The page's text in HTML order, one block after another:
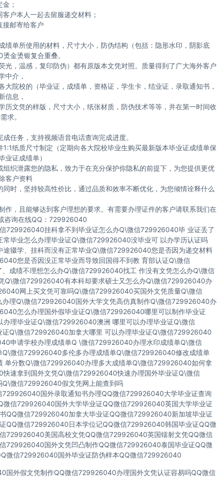
；
户本人一起去留服递交材料；
接邮寄给客户
绩单所使用的材料，尺寸大小，防伪结构（包括：隐形水印，阴影底
金烫银复合重叠。
光，温感，复印防伪）都有原版本文凭对照。质量得到了广大海外客户
中介，
大院校的（毕业证，成绩单，资格证，学生卡，结业证，录取通知书，
信息，
历文凭的样版，尺寸大小，纸张材质，防伪技术等等，并在第一时间收
求。
任务，支持视频语音电话查询完成进度。
纸质尺寸制定（定期向各大院校毕业生购买最新版本毕业证成绩单保
业证成绩单）
织泄露您的隐私，致力于在充分保护你隐私的前提下，为您提供更优
客户资料
时，坚持较高性价比，通过品质和效率不断优化，为您倾情诠释什么
作，且能够达到客户理想的要求。有需要办理证件的客户请联系我们在
咨询在线QQ：729926040
729926040挂科拿不到毕业证怎么办Q\微信729926040毕 业证丢了
毕业怎么办理毕业证Q\微信729926040没毕业可 以办学历认证吗
辍学、挂科而没有正常毕业Q\微信729926040您是否因为递交材料
您是否因没正常毕业而导致回国得不到教 育部认证Q\微信
成绩不理想怎么办Q\微信729926040找工 作没有文凭怎么办Q\微信
Q\微信729926040有本科却要求硕士又怎么办Q\微信729926040办
网上买文凭可靠吗Q\微信729926040买国外文凭质量Q\微信
理Q\微信729926040国外大学文凭高仿真制作Q\微信729926040办
怎么办理国外假毕业证Q\微信729926040哪里可以制作毕业证
理毕业证Q\微信729926040澳洲 哪里可以办理毕业证Q\微信
Q\微信729926040加拿大哪里 可以办理毕业证Q\微信729926040
申请学校办理成绩单Q \微信729926040办理水印成绩单Q\微信
微信729926040多伦多办理成绩单Q\微信729926040修改成绩单
单分数Q\微信729926040办理多大成绩单Q\微信729926040如何拿
速拿到国外文凭Q\微信729926040快速办理国外毕业证Q\微信
微信729926040假文凭网上能查到吗
729926040国外录取通知书办理QQ微信729926040大学毕业证查询
信729926040国外大学毕业证QQ微信729926040英国大学毕业证
QQ微信729926040加拿大毕业证QQ微信729926040新加坡毕业证
QQ微信729926040日本学位记QQ微信729926040韩国毕业证QQ微
729926040美国高校文凭QQ微信729926040英国镭射文凭QQ微信
729926040国外文凭凹凸制作QQ微信729926040泰国毕业证QQ微
微信729926040国外毕业证防伪样本QQ微信729926040
国外假文凭制作QQ微信729926040办理国外文凭认证容易吗QQ微信